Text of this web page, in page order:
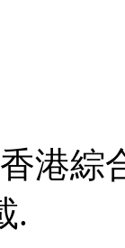
港綜
.